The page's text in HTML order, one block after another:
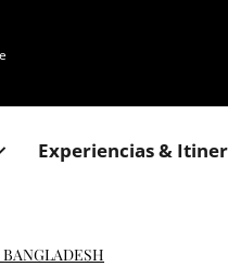
Experiencias &